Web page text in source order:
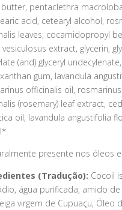
pentaclethra
acid, cetearyl alcohol,
leaves, cocamidopropyl
extract, glycerin,
(and) glyceryl
gum, lavandula
officinalis oil, rosmarinus
(rosemary) leaf extract,
oil, lavandula angustifolia
presente nos óleos
(Tradução): Cocoil
água purificada, amido de
virgem de Cupuaçu, Óleo